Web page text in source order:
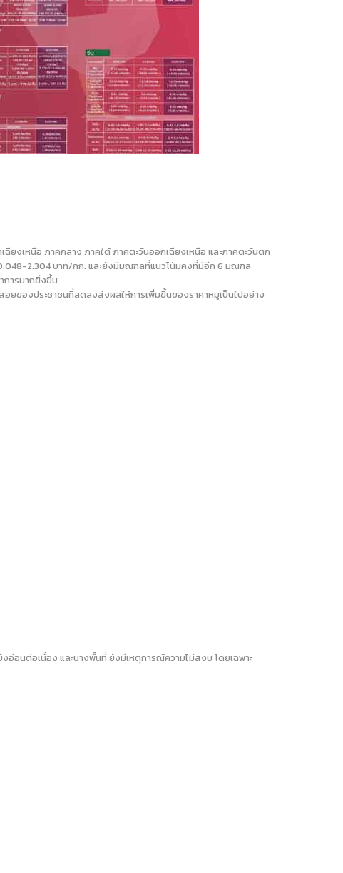
งเหนือ ภาคกลาง ภาคใต้ ภาคตะวันออกเฉียงเหนือ และภาคตะวันตก
2.304 บาท/กก. และยังมีมณฑลที่แนวโน้มคงที่มีอีก 6 มณฑล
การมากยิ่งขึ้น
ของประชาชนที่ลดลงส่งผลให้การเพิ่มขึ้นของราคาหมูเป็นไปอย่าง
อนต่อเนื่อง และบางพื้นที่ ยังมีเหตุการณ์ความไม่สงบ โดยเฉพาะ